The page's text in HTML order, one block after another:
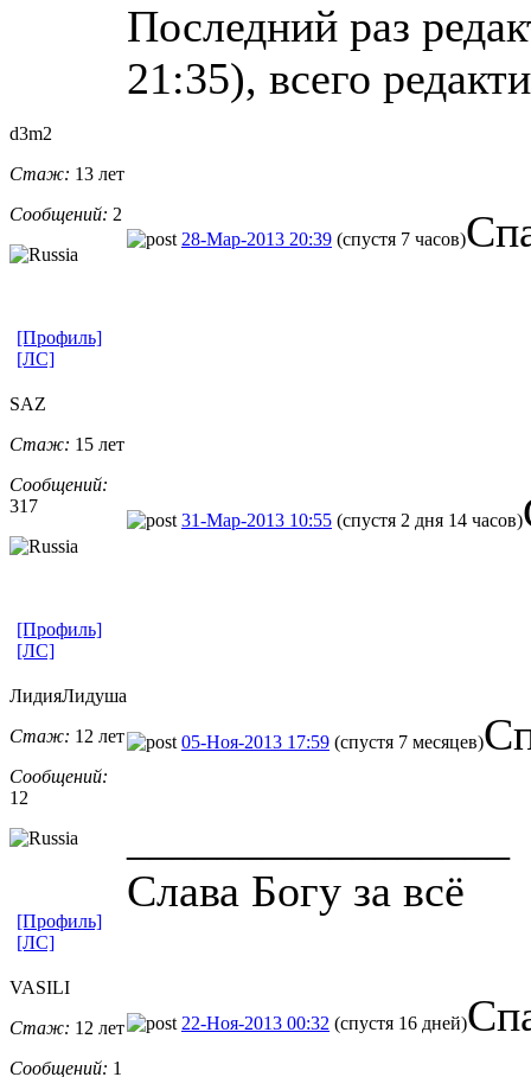
Последний раз
21:35), всего
d3m2
Стаж: 13 лет
Сообщений: 2
28-Мар-2013 20:39 (спустя 7 часов)
[Профиль]
[ЛС]
SAZ
Стаж: 15 лет
Сообщений:
317
31-Мар-2013 10:55 (спустя 2 дня 14 часов)
[Профиль]
[ЛС]
ЛидияЛидуша
Стаж: 12 лет
Сообщений:
12
05-Ноя-2013 17:59 (спустя 7 месяцев)
Слава Богу за всё
[Профиль]
[ЛС]
VASILI
Стаж: 12 лет
Сообщений: 1
22-Ноя-2013 00:32 (спустя 16 дней)